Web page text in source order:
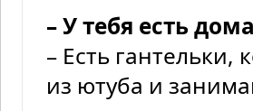
– У тебя есть
– Есть
из ютуба и